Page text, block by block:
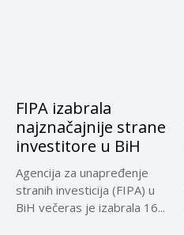
FIPA izabrala
najznačajnije strane
investitore u BiH
Agencija za unapređenje
stranih investicija (FIPA) u
BiH večeras je izabrala 16...